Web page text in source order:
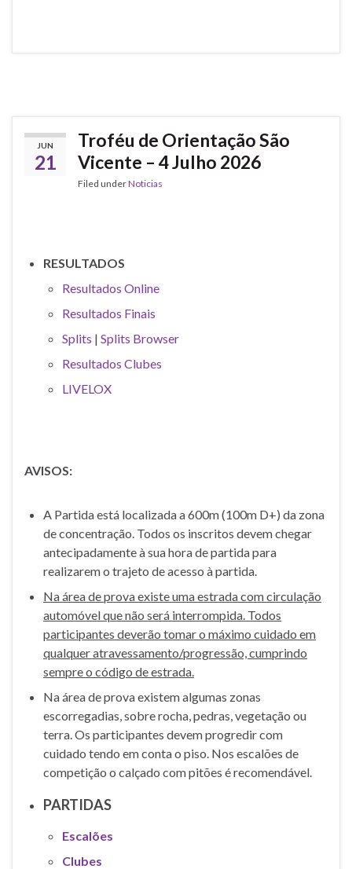
JUN
21
Troféu de Orientação São
Vicente – 4 Julho 2026
Filed underNoticias
RESULTADOS
Resultados Online
Resultados Finais
Splits | Splits Browser
Resultados Clubes
LIVELOX
AVISOS:
A Partida está localizada a 600m (100m D+) da zona
de concentração. Todos os inscritos devem chegar
antecipadamente à sua hora de partida para
realizarem o trajeto de acesso à partida.
Na área de prova existe uma estrada com circulação
automóvel que não será interrompida. Todos
participantes deverão tomar o máximo cuidado em
qualquer atravessamento/progressão, cumprindo
sempre o código de estrada.
Na área de prova existem algumas zonas
escorregadias, sobre rocha, pedras, vegetação ou
terra. Os participantes devem progredir com
cuidado tendo em conta o piso. Nos escalões de
competição o calçado com pitões é recomendável.
PARTIDAS
Escalões
Clubes